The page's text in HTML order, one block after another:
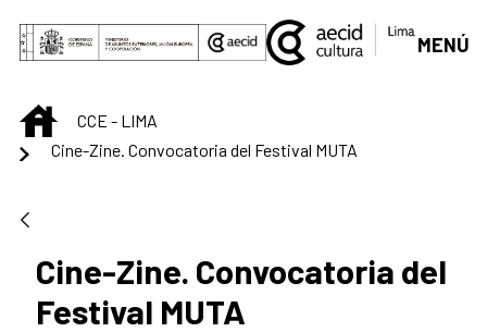
Saltar al contenido principal
MENÚ
INICIOCCE - LIMA
Cine-Zine. Convocatoria del Festival MUTA
Cine-Zine. Convocatoria del
Festival MUTA